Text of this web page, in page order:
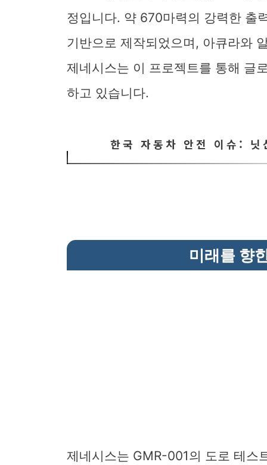
정입니다. 약 670마력의 강력한 출
기반으로 제작되었으며, 아큐라와
제네시스는 이 프로젝트를 통해 글
하고 있습니다.
한국 자동차 안전 이슈:
미래를 향
제네시스는 GMR-001의 도로 테스